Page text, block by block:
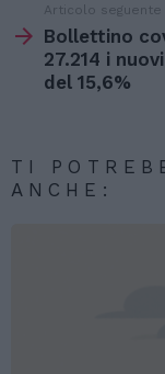
Articolo seguente
Bollettino
27.214 i
del 15,6%
TI
ANCHE: